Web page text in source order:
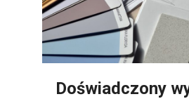
Doświadczony